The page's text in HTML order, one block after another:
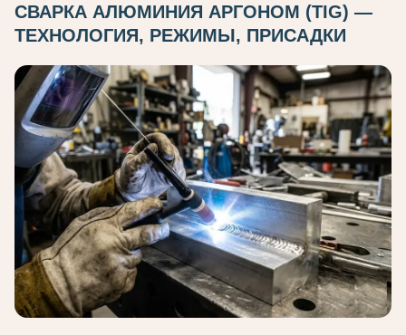
СВАРКА АЛЮМИНИЯ АРГОНОМ (TIG) —
ТЕХНОЛОГИЯ, РЕЖИМЫ, ПРИСАДКИ